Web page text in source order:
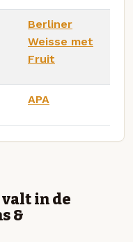
Berliner
Weisse met
Fruit
APA
in de
&